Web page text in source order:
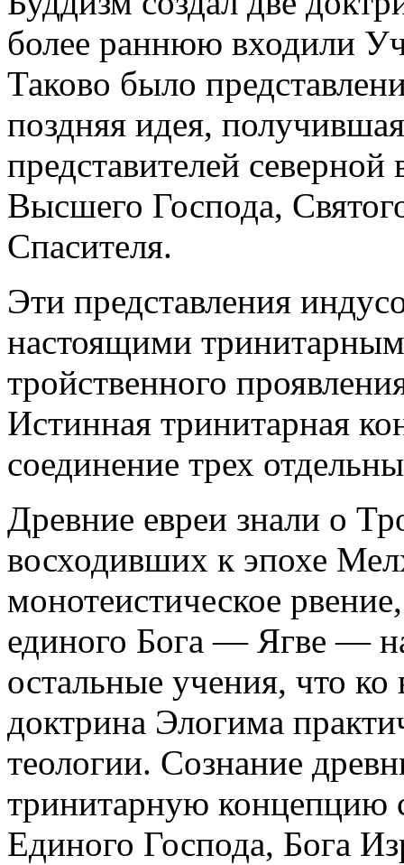
более раннюю входили
Таково было
поздняя идея,
представителей
Высшего Господа,
Спасителя.
Эти представления
настоящими
тройственного
Истинная тринитарная
соединение трех
Древние евреи знали о
восходивших к эпохе
монотеистическое
единого Бога — Ягве —
остальные учения, что
доктрина Элогима
теологии. Сознание
тринитарную концепцию
Единого Господа, Бога